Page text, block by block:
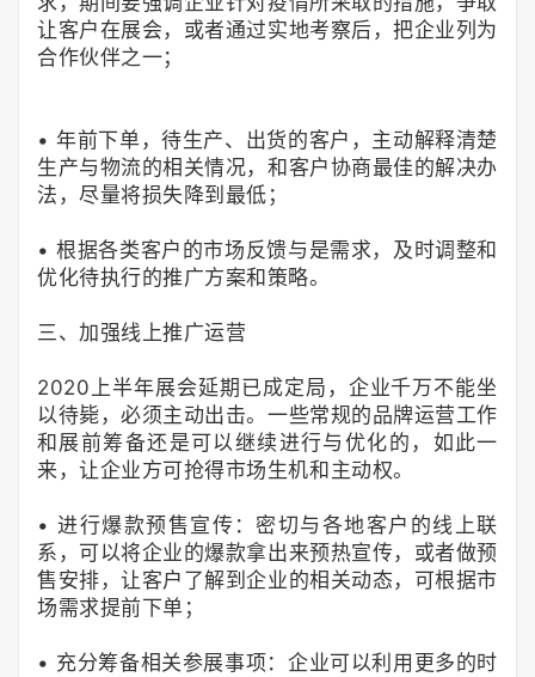
让客户在展会，或者通过实地考察后，把企业列为
合作伙伴之一；
• 年前下单，待生产、出货的客户，主动解释清楚
生产与物流的相关情况，和客户协商最佳的解决办
法，尽量将损失降到最低；
• 根据各类客户的市场反馈与是需求，及时调整和
优化待执行的推广方案和策略。
三、加强线上推广运营
2020上半年展会延期已成定局，企业千万不能坐
以待毙，必须主动出击。一些常规的品牌运营工作
和展前筹备还是可以继续进行与优化的，如此一
来，让企业方可抢得市场生机和主动权。
• 进行爆款预售宣传：密切与各地客户的线上联
系，可以将企业的爆款拿出来预热宣传，或者做预
售安排，让客户了解到企业的相关动态，可根据市
场需求提前下单；
• 充分筹备相关参展事项：企业可以利用更多的时